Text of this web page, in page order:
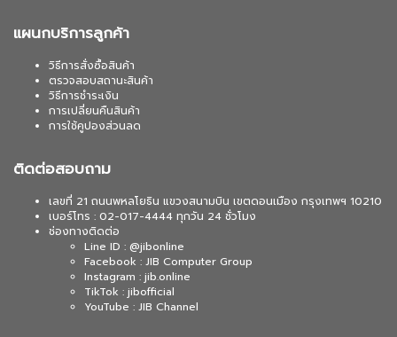
แผนกบริการลูกค้า
วิธีการสั่งซื้อสินค้า
ตรวจสอบสถานะสินค้า
วิธีการชำระเงิน
การเปลี่ยนคืนสินค้า
การใช้คูปองส่วนลด
ติดต่อสอบถาม
เลขที่ 21 ถนนพหลโยธิน แขวงสนามบิน เขตดอนเมือง กรุงเทพฯ 10210
เบอร์โทร : 02-017-4444 ทุกวัน 24 ชั่วโมง
ช่องทางติดต่อ
Line ID : @jibonline
Facebook : JIB Computer Group
Instagram : jib.online
TikTok : jibofficial
YouTube : JIB Channel